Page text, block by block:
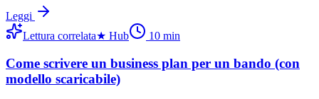
Leggi
Lettura correlata★ Hub 10 min
Come scrivere un business plan per un bando (con
modello scaricabile)